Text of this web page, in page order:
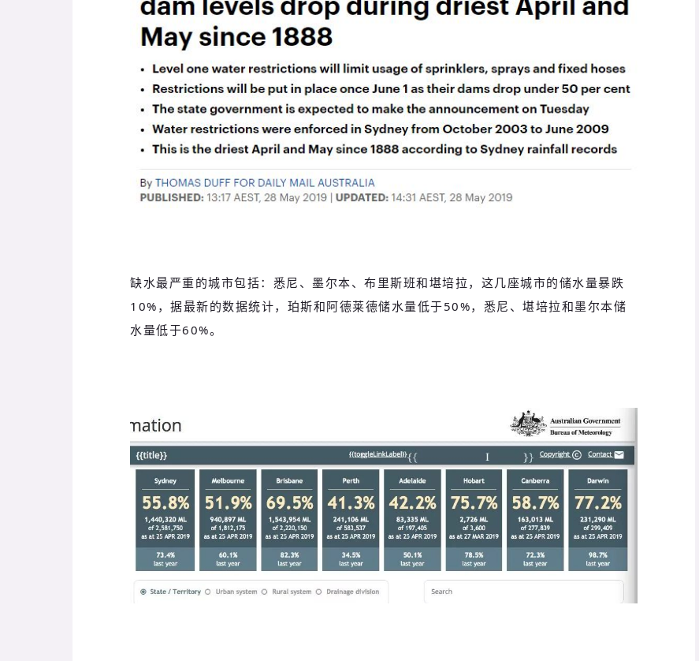
缺水最严重的城市包括：悉尼、墨尔本、布里斯班和堪培拉，这几座城市的储水量暴跌
10%，据最新的数据统计，珀斯和阿德莱德储水量低于50%，悉尼、堪培拉和墨尔本储
水量低于60%。